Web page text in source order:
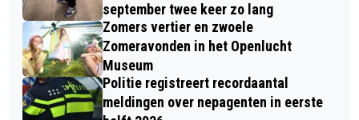
september twee keer zo lang
Zomers vertier en zwoele
Zomeravonden in het Openlucht
Museum
Politie registreert recordaantal
meldingen over nepagenten in eerste